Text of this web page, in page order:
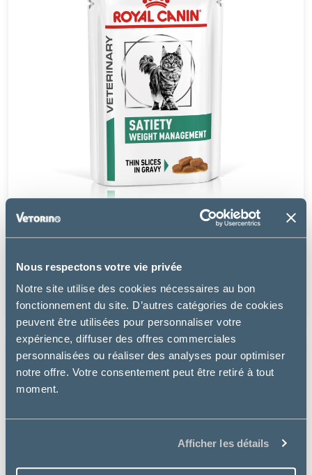
Nous respectons votre vie privée
Notre site utilise des cookies nécessaires au bon
fonctionnement du site. D’autres catégories de cookies
peuvent être utilisées pour personnaliser votre
expérience, diffuser des offres commerciales
personnalisées ou réaliser des analyses pour optimiser
notre offre. Votre consentement peut être retiré à tout
moment.
Afficher les détails
CAT SATIETY WEIGHT MANAGEMENT
19.99 €